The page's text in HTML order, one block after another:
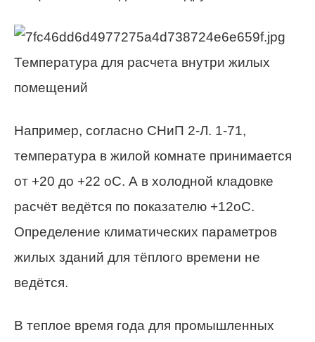
Температура для расчета внутри жилых
помещений
Например, согласно СНиП 2-Л. 1-71,
температура в жилой комнате принимается
от +20 до +22 оС. А в холодной кладовке
расчёт ведётся по показателю +12оС.
Определение климатических параметров
жилых зданий для тёплого времени не
ведётся.
В теплое время года для промышленных